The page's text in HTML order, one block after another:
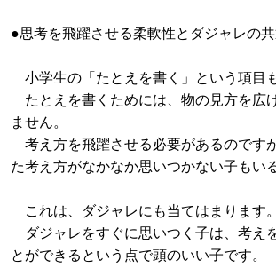
●思考を飛躍させる柔軟性とダジャレの
小学生の「たとえを書く」という項目
たとえを書くためには、物の見方を広
ません。
考え方を飛躍させる必要があるのです
た考え方がなかなか思いつかない子もい
これは、ダジャレにも当てはまります。
ダジャレをすぐに思いつく子は、考え
とができるという点で頭のいい子です。